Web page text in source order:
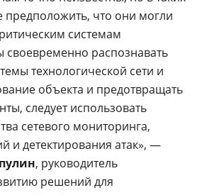
предположить, что они могли
системам
своевременно распознавать
технологической сети и
объекта и предотвращать
следует использовать
сетевого мониторинга,
и детектирования атак», —
, руководитель
решений для